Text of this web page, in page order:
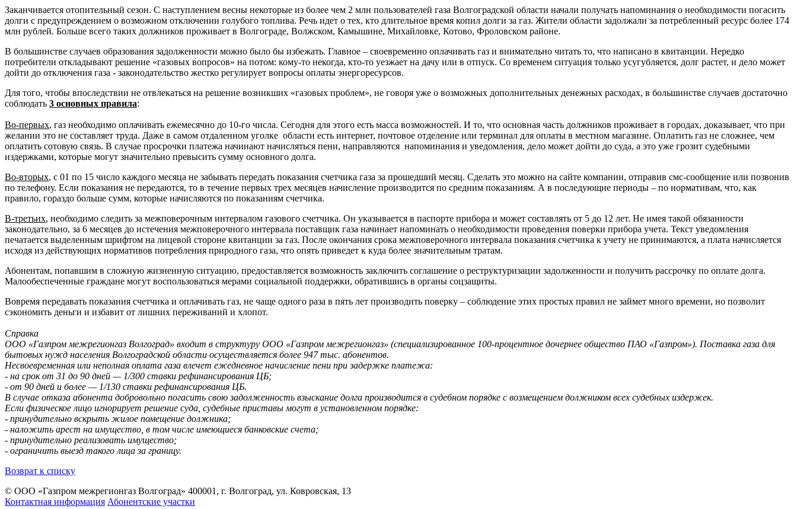
Заканчивается отопительный сезон. С наступлением весны некоторые из более чем 2 млн пользователей газа Волгоградской области начали получать напоминания о необходимости погасить
долги с предупреждением о возможном отключении голубого топлива. Речь идет о тех, кто длительное время копил долги за газ. Жители области задолжали за потребленный ресурс более 174
млн рублей. Больше всего таких должников проживает в Волгограде, Волжском, Камышине, Михайловке, Котово, Фроловском районе.
В большинстве случаев образования задолженности можно было бы избежать. Главное – своевременно оплачивать газ и внимательно читать то, что написано в квитанции. Нередко
потребители откладывают решение «газовых вопросов» на потом: кому-то некогда, кто-то уезжает на дачу или в отпуск. Со временем ситуация только усугубляется, долг растет, и дело может
дойти до отключения газа - законодательство жестко регулирует вопросы оплаты энергоресурсов.
Для того, чтобы впоследствии не отвлекаться на решение возникших «газовых проблем», не говоря уже о возможных дополнительных денежных расходах, в большинстве случаев достаточно
соблюдать 3 основных правила:
Во-первых, газ необходимо оплачивать ежемесячно до 10-го числа. Сегодня для этого есть масса возможностей. И то, что основная часть должников проживает в городах, доказывает, что при
желании это не составляет труда. Даже в самом отдаленном уголке области есть интернет, почтовое отделение или терминал для оплаты в местном магазине. Оплатить газ не сложнее, чем
оплатить сотовую связь. В случае просрочки платежа начинают начисляться пени, направляются напоминания и уведомления, дело может дойти до суда, а это уже грозит судебными
издержками, которые могут значительно превысить сумму основного долга.
Во-вторых, с 01 по 15 число каждого месяца не забывать передать показания счетчика газа за прошедший месяц. Сделать это можно на сайте компании, отправив смс-сообщение или позвонив
по телефону. Если показания не передаются, то в течение первых трех месяцев начисление производится по средним показаниям. А в последующие периоды – по нормативам, что, как
правило, гораздо больше сумм, которые начисляются по показаниям счетчика.
В-третьих, необходимо следить за межповерочным интервалом газового счетчика. Он указывается в паспорте прибора и может составлять от 5 до 12 лет. Не имея такой обязанности
законодательно, за 6 месяцев до истечения межповерочного интервала поставщик газа начинает напоминать о необходимости проведения поверки прибора учета. Текст уведомления
печатается выделенным шрифтом на лицевой стороне квитанции за газ. После окончания срока межповерочного интервала показания счетчика к учету не принимаются, а плата начисляется
исходя из действующих нормативов потребления природного газа, что опять приведет к куда более значительным тратам.
Абонентам, попавшим в сложную жизненную ситуацию, предоставляется возможность заключить соглашение о реструктуризации задолженности и получить рассрочку по оплате долга.
Малообеспеченные граждане могут воспользоваться мерами социальной поддержки, обратившись в органы соцзащиты.
Вовремя передавать показания счетчика и оплачивать газ, не чаще одного раза в пять лет производить поверку – соблюдение этих простых правил не займет много времени, но позволит
сэкономить деньги и избавит от лишних переживаний и хлопот.
Справка
ООО «Газпром межрегионгаз Волгоград» входит в структуру ООО «Газпром межрегионгаз» (специализированное 100-процентное дочернее общество ПАО «Газпром»). Поставка газа для
бытовых нужд населения Волгоградской области осуществляется более 947 тыс. абонентов.
Несвоевременная или неполная оплата газа влечет ежедневное начисление пени при задержке платежа:
- на срок от 31 до 90 дней — 1/300 ставки рефинансирования ЦБ;
- от 90 дней и более — 1/130 ставки рефинансирования ЦБ.
В случае отказа абонента добровольно погасить свою задолженность взыскание долга производится в судебном порядке с возмещением должником всех судебных издержек.
Если физическое лицо игнорирует решение суда, судебные приставы могут в установленном порядке:
- принудительно вскрыть жилое помещение должника;
- наложить арест на имущество, в том числе имеющиеся банковские счета;
- принудительно реализовать имущество;
- ограничить выезд такого лица за границу.
Возврат к списку
© ООО «Газпром межрегионгаз Волгоград» 400001, г. Волгоград, ул. Ковровская, 13
Контактная информация Абонентские участки